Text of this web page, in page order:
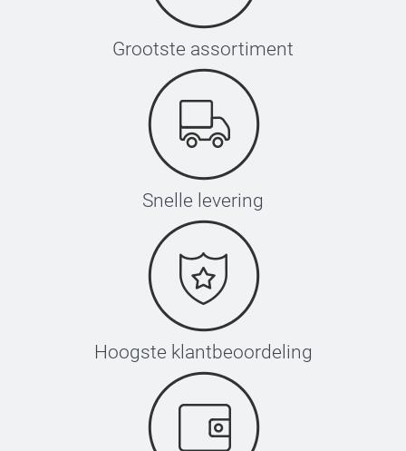
Grootste assortiment
Snelle levering
Hoogste klantbeoordeling